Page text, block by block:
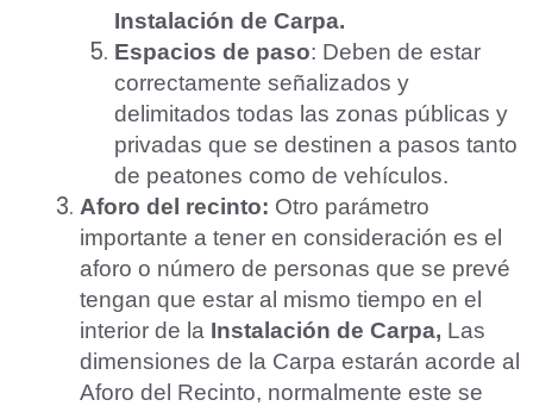
Instalación de Carpa.
Espacios de paso: Deben de estar
correctamente señalizados y
delimitados todas las zonas públicas y
privadas que se destinen a pasos tanto
de peatones como de vehículos.
Aforo del recinto: Otro parámetro
importante a tener en consideración es el
aforo o número de personas que se prevé
tengan que estar al mismo tiempo en el
interior de la Instalación de Carpa, Las
dimensiones de la Carpa estarán acorde al
Aforo del Recinto, normalmente este se
Aceptar Política Privacidad
Solicitar Asesoramiento